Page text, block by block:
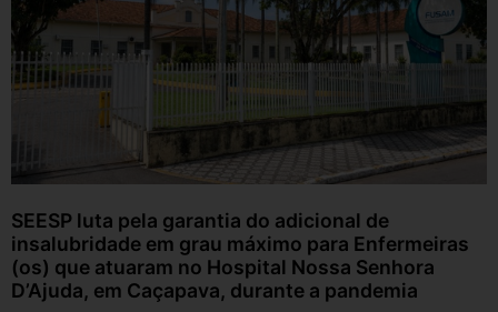
SEESP luta pela garantia do adicional de
insalubridade em grau máximo para Enfermeiras
(os) que atuaram no Hospital Nossa Senhora
D’Ajuda, em Caçapava, durante a pandemia